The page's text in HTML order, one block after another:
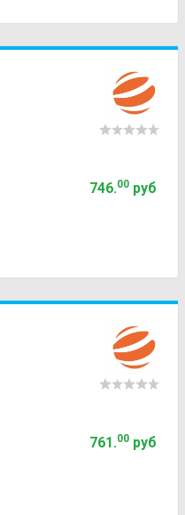
746.00руб
761.00руб